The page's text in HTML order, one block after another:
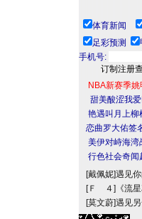
体育新闻
足彩预测
手机号:
NBA新赛季
甜美酸涩我
艳遇叫月上柳
恋曲罗大佑签
美伊对峙海湾
行色社会奇闻
[戴佩妮]遇见
[Ｆ ４] 《流
[莫文蔚]遇见